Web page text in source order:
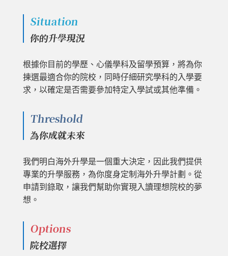
Situation
你的升學現況
根據你目前的學歷、心儀學科及留學預算，將為你
揀選最適合你的院校，同時仔細研究學科的入學要
求，以確定是否需要參加特定入學試或其他準備。
Threshold
為你成就未來
我們明白海外升學是一個重大決定，因此我們提供
專業的升學服務，為你度身定制海外升學計劃。從
申請到錄取，讓我們幫助你實現入讀理想院校的夢
想。
Options
院校選擇